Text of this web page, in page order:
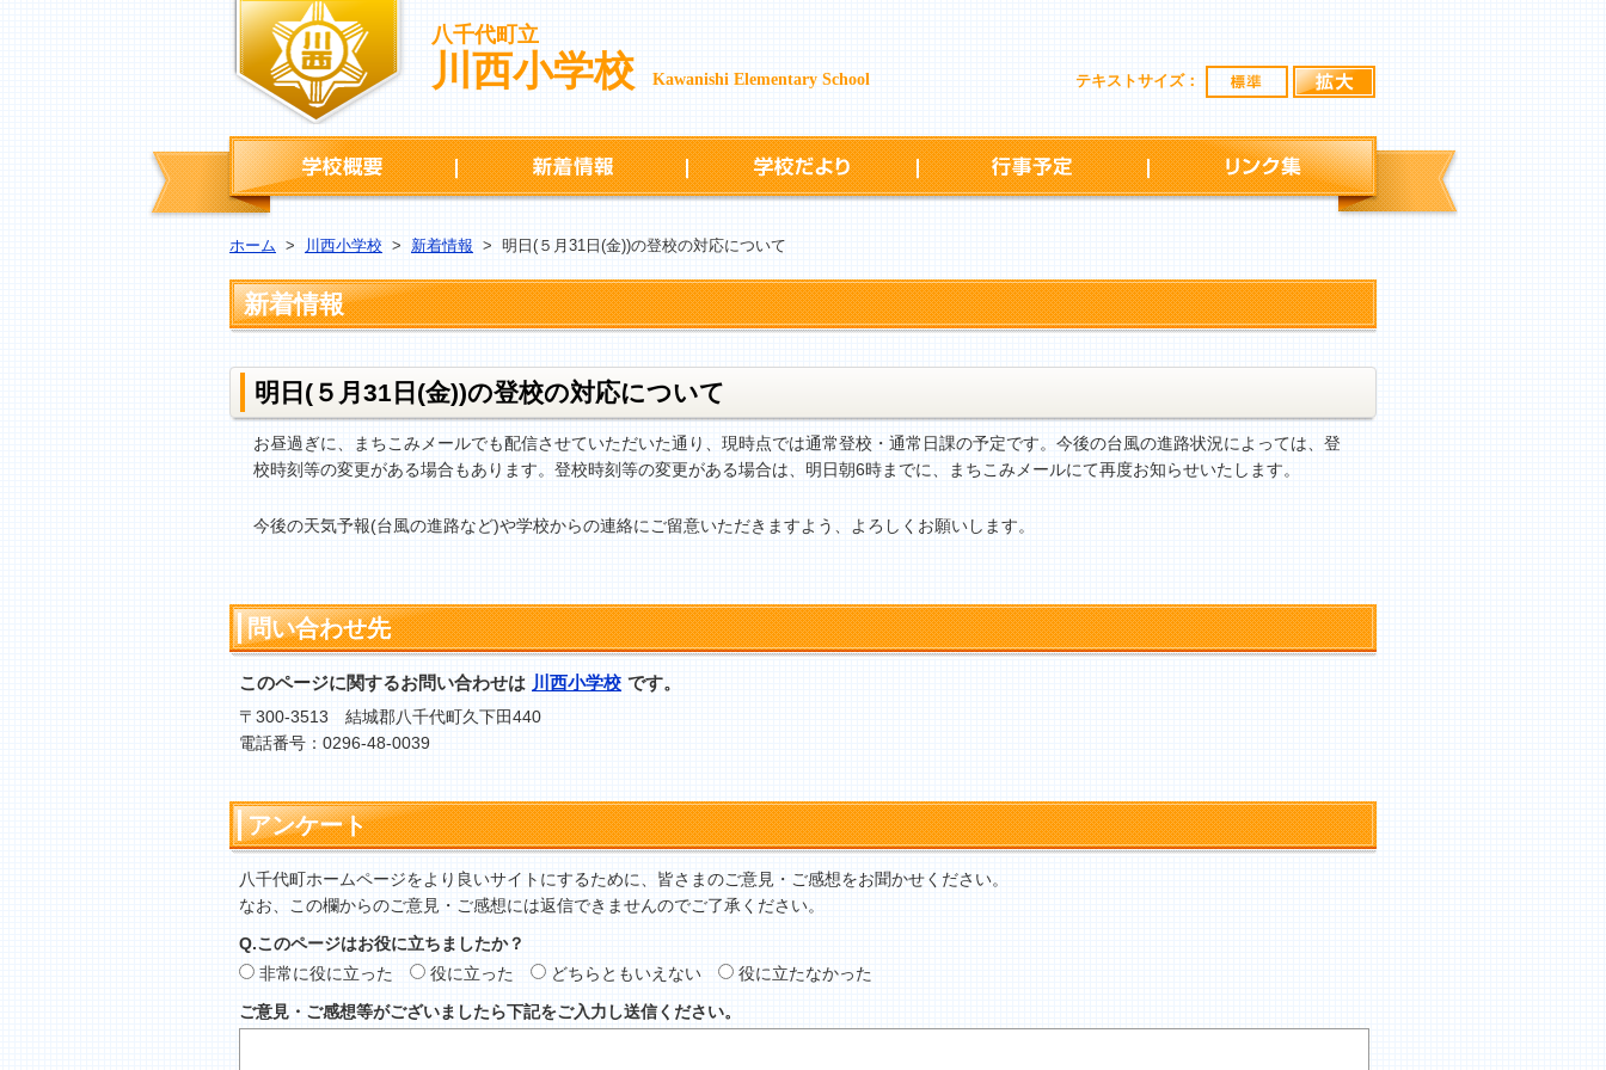
八千代町立
川西小学校 Kawanishi Elementary School テキストサイズ： 標準
学校概要 新着情報 学校だより 行事予定 リンク集
ホーム > 川西小学校 > 新着情報 > 明日(５月31日(金))の登校の対応について
新着情報
明日(５月31日(金))の登校の対応について
お昼過ぎに、まちこみメールでも配信させていただいた通り、現時点では通常登校・通常日課の予定です。今後の台風の進路状況によっては、登
校時刻等の変更がある場合もあります。登校時刻等の変更がある場合は、明日朝6時までに、まちこみメールにて再度お知らせいたします。
今後の天気予報(台風の進路など)や学校からの連絡にご留意いただきますよう、よろしくお願いします。
問い合わせ先
このページに関するお問い合わせは 川西小学校 です。
〒300-3513 結城郡八千代町久下田440
電話番号：0296-48-0039
アンケート
八千代町ホームページをより良いサイトにするために、皆さまのご意見・ご感想をお聞かせください。
なお、この欄からのご意見・ご感想には返信できませんのでご了承ください。
Q.このページはお役に立ちましたか？
非常に役に立った
役に立った どちらともいえない
役に立たなかった
ご意見・ご感想等がございましたら下記をご入力し送信ください。